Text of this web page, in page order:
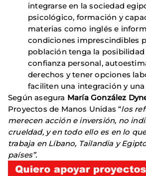
integrarse en la sociedad
psicológico, formación y
materias como inglés e
condiciones imprescindibles
población tenga la posibilidad
confianza personal,
derechos y tener opciones
faciliten una integración y
Según asegura María González
Proyectos de Manos Unidas “los
merecen acción e inversión, no
crueldad, y en todo ello es en lo
trabaja en Líbano, Tailandia y
países”.